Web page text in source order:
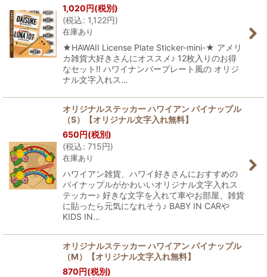
1,020円(税別)
(税込: 1,122円)
在庫あり
★HAWAII License Plate Sticker-mini-★ アメリ
カ雑貨大好きさんにオススメ♪ 12枚入りのお得
なセット!! ハワイナンバープレート風の オリジ
ナル文字入れス…
オリジナルステッカー ハワイアン パイナップル
（S）【オリジナル文字入れ無料】
650円(税別)
(税込: 715円)
在庫あり
ハワイアン雑貨、ハワイ好きさんにおすすめの
パイナップルがかわいいオリジナル文字入れス
テッカー♪ 好きな文字を入れて車やお部屋、雑貨
に貼ったら元気になれそう♪ BABY IN CARや
KIDS IN…
オリジナルステッカー ハワイアン パイナップル
（M）【オリジナル文字入れ無料】
870円(税別)